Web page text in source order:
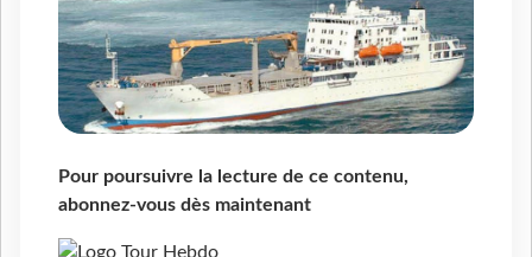
Pour poursuivre la lecture de ce contenu,
abonnez-vous dès maintenant